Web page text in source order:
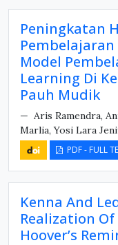
Peningkatan
Model
Learning Di
Pauh Mudik
Aris Ramendra,
Marlia, Yosi Lara
PDF - FULL
Kenna And
Realization
Hoover’s